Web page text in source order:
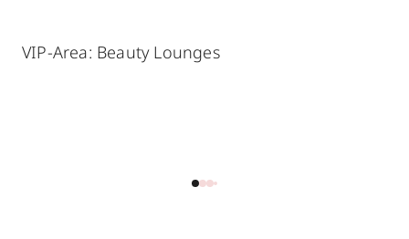
VIP-Area: Beauty Lounges